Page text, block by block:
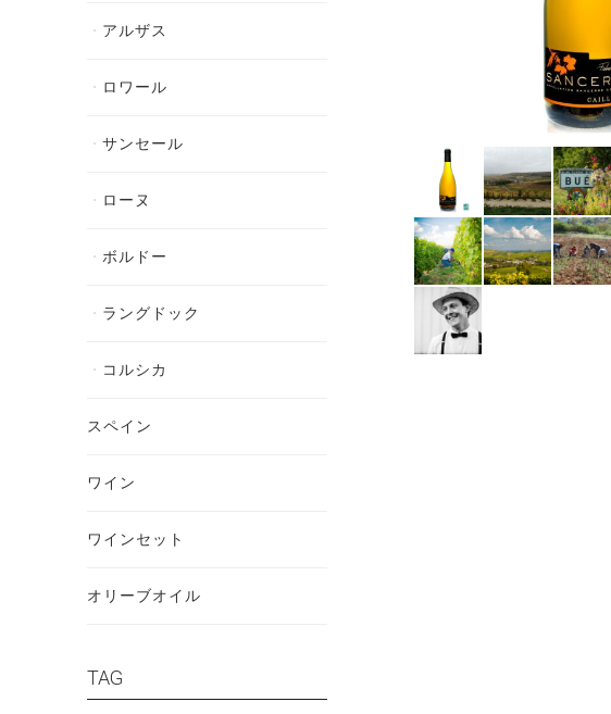
アルザス
ロワール
サンセール
ローヌ
ボルドー
ラングドック
コルシカ
スペイン
ワイン
ワインセット
オリーブオイル
TAG